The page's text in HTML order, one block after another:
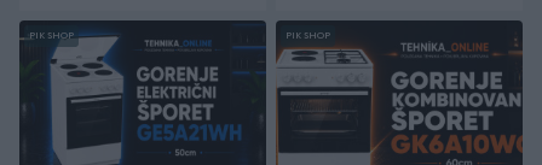
PIK SHOP PIK SHOP